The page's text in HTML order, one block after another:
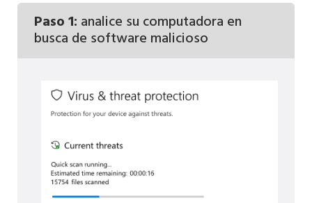
Paso 1: analice su computadora en
busca de software malicioso